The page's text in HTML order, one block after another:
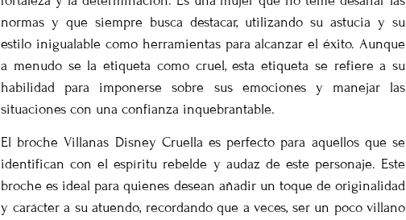
normas y que siempre busca destacar, utilizando su astucia y su
estilo inigualable como herramientas para alcanzar el éxito. Aunque
a menudo se la etiqueta como cruel, esta etiqueta se refiere a su
habilidad para imponerse sobre sus emociones y manejar las
situaciones con una confianza inquebrantable.
El broche Villanas Disney Cruella es perfecto para aquellos que se
identifican con el espíritu rebelde y audaz de este personaje. Este
broche es ideal para quienes desean añadir un toque de originalidad
y carácter a su atuendo, recordando que a veces, ser un poco villano